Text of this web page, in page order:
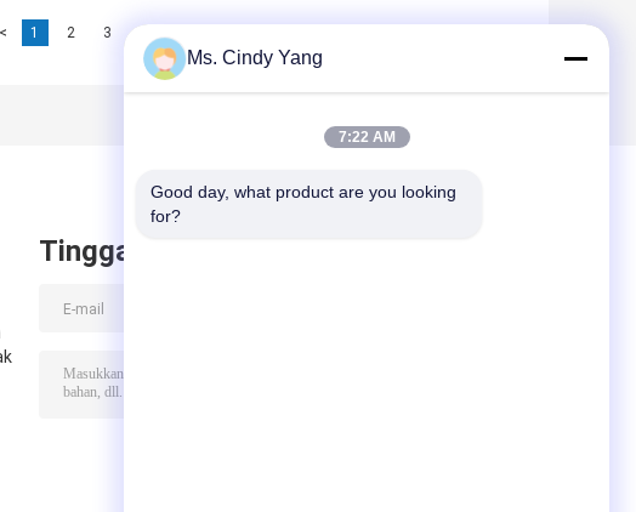
1 2 3
Tinggalkan pesan
Ms. Cindy Yang
7:22 AM
Good day, what product are you looking
for?